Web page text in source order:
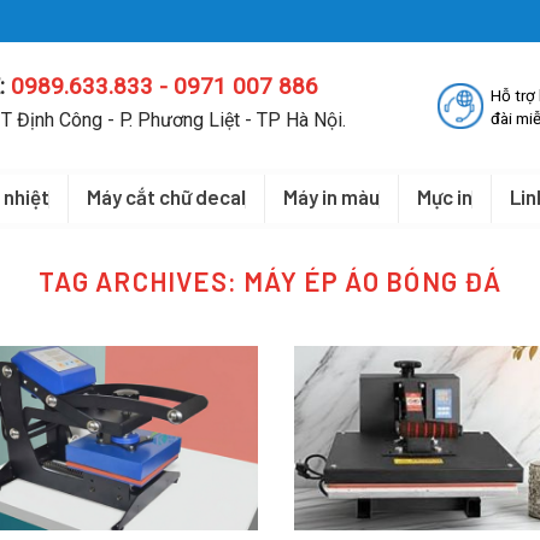
: 0989.633.833 - 0971 007 886
Định Công - P. Phương Liệt - TP Hà Nội.
Hỗ trợ
đài
nhiệt Máy cắt chữ decal Máy in màu Mực in
TAG ARCHIVES: MÁY ÉP ÁO BÓNG ĐÁ